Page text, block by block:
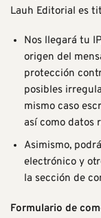
Lauh Editorial es
Nos llegará tu
origen del
protección
posibles
mismo caso
así como datos
Asimismo,
electrónico y
la sección de
Formulario de